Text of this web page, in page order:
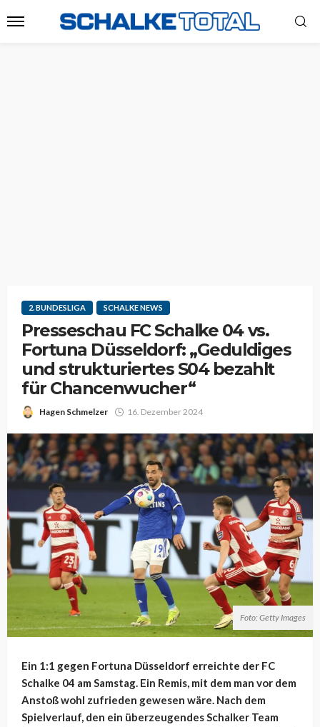
2. BUNDESLIGA SCHALKE NEWS
Presseschau FC Schalke 04 vs.
Fortuna Düsseldorf: „Geduldiges
und strukturiertes S04 bezahlt
für Chancenwucher“
Hagen Schmelzer 16. Dezember 2024
Foto: Getty Images
Ein 1:1 gegen Fortuna Düsseldorf erreichte der FC
Schalke 04 am Samstag. Ein Remis, mit dem man vor dem
Anstoß wohl zufrieden gewesen wäre. Nach dem
Spielverlauf, den ein überzeugendes Schalker Team